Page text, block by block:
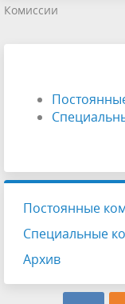
Комиссии
Постоянные
Специальные
Архив